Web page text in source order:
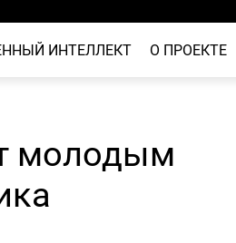
ИНТЕЛЛЕКТ О ПРОЕКТЕ
молодым